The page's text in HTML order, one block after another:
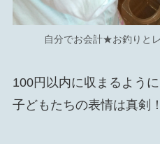
自分でお会計★お釣りと
100円以内に収まるよう
子どもたちの表情は真剣！